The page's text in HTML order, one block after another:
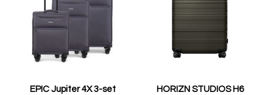
EPIC Jupiter 4X 3-set
HORIZN STUDIOS H6